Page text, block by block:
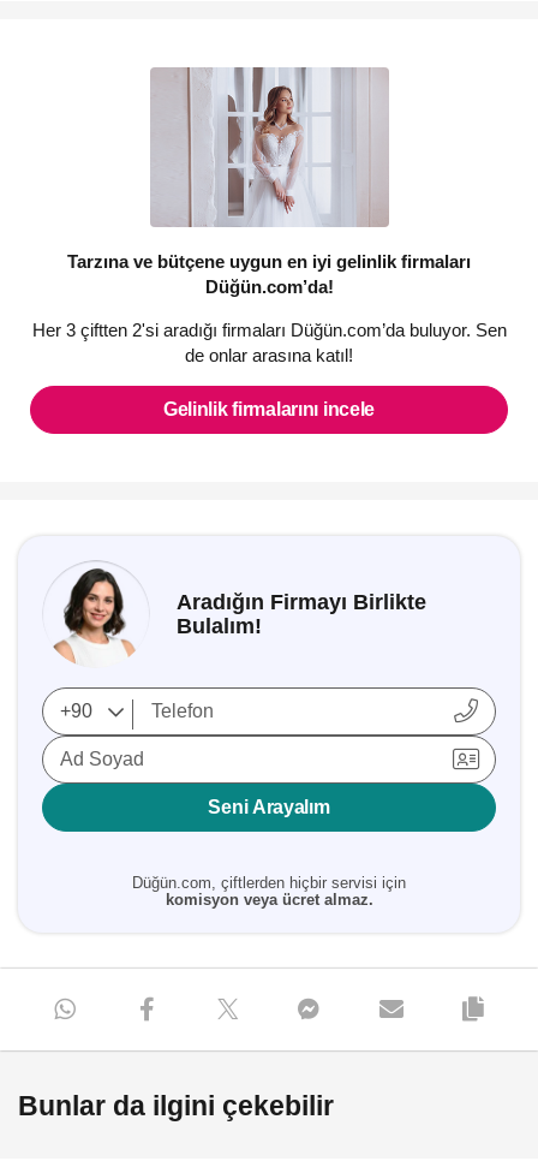
Tarzına ve bütçene uygun en iyi gelinlik firmaları
Düğün.com’da!
Her 3 çiftten 2'si aradığı firmaları Düğün.com’da buluyor. Sen
de onlar arasına katıl!
Gelinlik firmalarını incele
Aradığın Firmayı Birlikte
Bulalım!
Ad Soyad
Seni Arayalım
Düğün.com, çiftlerden hiçbir servisi için
komisyon veya ücret almaz.
Bunlar da ilgini çekebilir